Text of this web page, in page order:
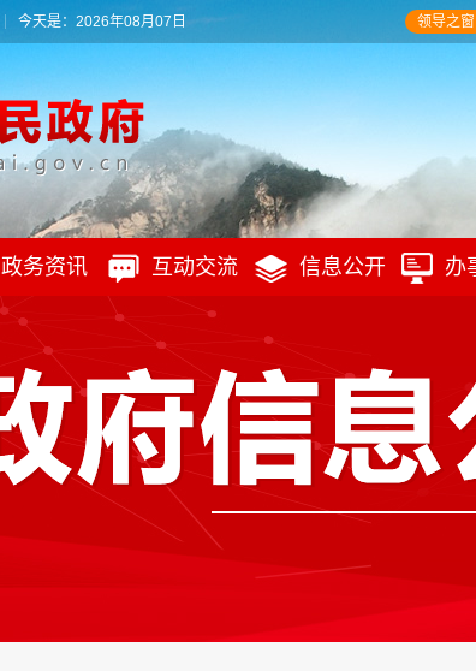
今天是：2026年08月07日 领导之窗
政务资讯 互动交流 信息公开 办